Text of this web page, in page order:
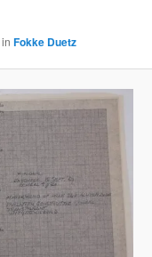
inFokke Duetz